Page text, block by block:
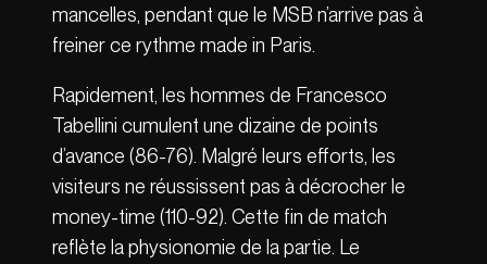
mancelles, pendant que le MSB n’arrive pas à
freiner ce rythme made in Paris.
Rapidement, les hommes de Francesco
Tabellini cumulent une dizaine de points
d’avance (86-76). Malgré leurs efforts, les
visiteurs ne réussissent pas à décrocher le
money-time (110-92). Cette fin de match
reflète la physionomie de la partie. Le